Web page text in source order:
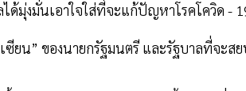
ได้มุ่งมั่นเอาใจใส่ที่จะแก้ปัญหาโรคโควิด -
ยน” ของนายกรัฐมนตรี และรัฐบาลที่จะส